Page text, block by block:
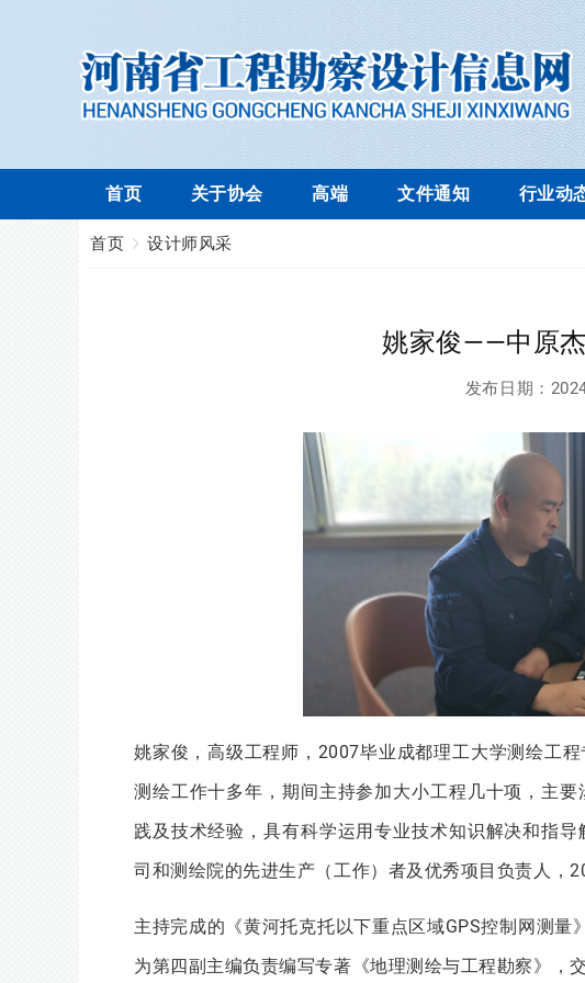
首页 关于协会 高端 文件通知 行业动
首页 设计师风采
姚家俊——中原
发布日期：
姚家俊，高级工程师，2007毕业成都理工大学测绘工
测绘工作十多年，期间主持参加大小工程几十项，主
践及技术经验，具有科学运用专业技术知识解决和指
司和测绘院的先进生产（工作）者及优秀项目负责人，
主持完成的《黄河托克托以下重点区域GPS控制网测
为第四副主编负责编写专著《地理测绘与工程勘察》，